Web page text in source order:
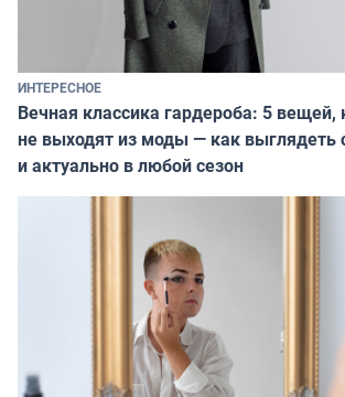
ИНТЕРЕСНОЕ
Вечная классика гардероба: 5 вещей,
не выходят из моды — как выглядеть
и актуально в любой сезон